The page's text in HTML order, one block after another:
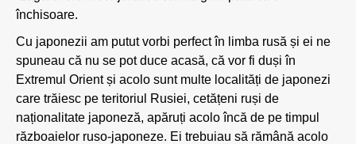
închisoare.
Cu japonezii am putut vorbi perfect în limba rusă și ei ne
spuneau că nu se pot duce acasă, că vor fi duși în
Extremul Orient și acolo sunt multe localități de japonezi
care trăiesc pe teritoriul Rusiei, cetățeni ruși de
naționalitate japoneză, apăruți acolo încă de pe timpul
războaielor ruso-japoneze. Ei trebuiau să rămână acolo